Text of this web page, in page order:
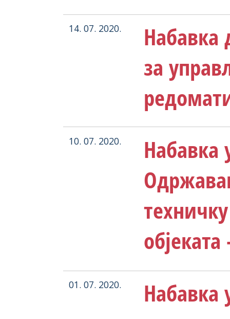
14. 07. 2020.
Набавка
за
10. 07. 2020.
Набавка
01. 07. 2020.
Набавка